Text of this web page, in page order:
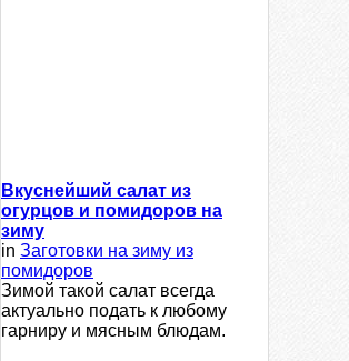
Вкуснейший салат из
огурцов и помидоров на
зиму
in Заготовки на зиму из
помидоров
Зимой такой салат всегда
актуально подать к любому
гарниру и мясным блюдам.